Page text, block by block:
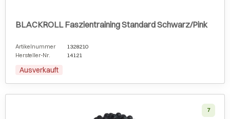
BLACKROLL Faszientraining Standard Schwarz/Pink
Artikelnummer
1328210
Hersteller-Nr.
14121
Ausverkauft
7